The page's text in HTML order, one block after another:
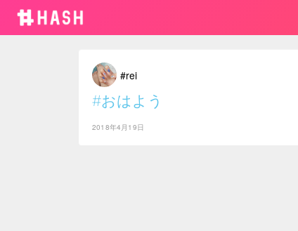
#rei
#おはよう
2018年4月19日